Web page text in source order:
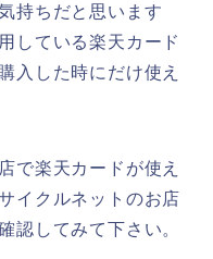
持ちだと思います
している楽天カード
入した時にだけ使え
で楽天カードが使え
イクルネットのお店
認してみて下さい。